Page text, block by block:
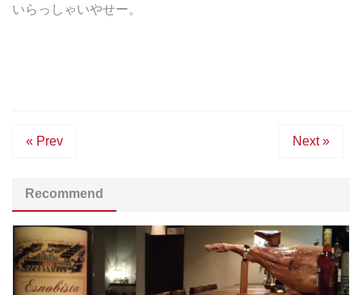
いらっしゃいやせー。
« Prev Next »
Recommend